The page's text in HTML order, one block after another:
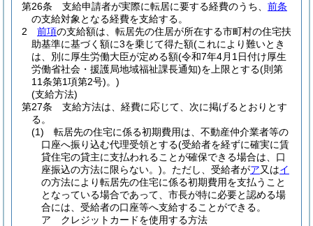
第26条
支給申請者が実際に転居に要する経費のうち、 前条
の支給対象となる経費を支給する。
2
前項の支給額は、転居先の住居が所在する市町村の住宅扶
助基準に基づく額に3を乗じて得た額(これにより難いとき
は、別に厚生労働大臣が定める額(令和7年4月1日付け厚生
労働省社会・援護局地域福祉課長通知)を上限とする(則第
11条第1項第2号)。)
(支給方法)
第27条
支給方法は、経費に応じて、次に掲げるとおりとす
る。
(1)
転居先の住宅に係る初期費用は、不動産仲介業者等の
口座へ振り込む代理受領とする(受給者を経ずに確実に賃
貸住宅の貸主に支払われることが確保できる場合は、口
座振込の方法に限らない。)。 ただし、受給者がア又はイ
の方法により転居先の住宅に係る初期費用を支払うこと
となっている場合であって、市長が特に必要と認める場
合には、受給者の口座等へ支給することができる。
ア
クレジットカードを使用する方法